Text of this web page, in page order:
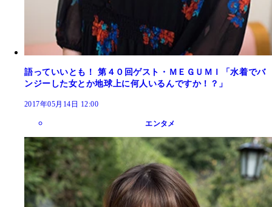
語っていいとも！ 第４０回ゲスト・ＭＥＧＵＭＩ「水着でバ
ンジーした女とか地球上に何人いるんですか！？」
2017年05月14日 12:00
エンタメ